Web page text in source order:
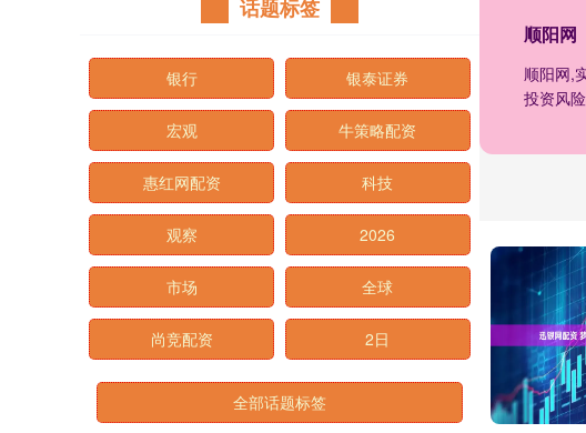
顺阳网
顺阳网,
投资风
话题标签
银行 银泰证券
宏观 牛策略配资
惠红网配资 科技
观察 2026
市场 全球
尚竞配资 2日
全部话题标签